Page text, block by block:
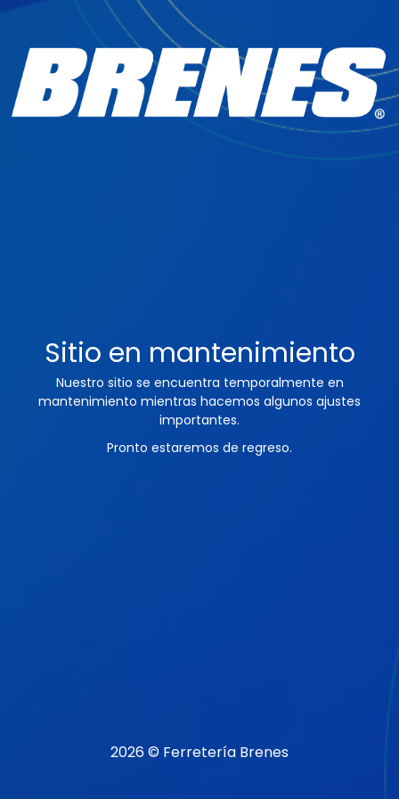
Sitio en mantenimiento
Nuestro sitio se encuentra temporalmente en
mantenimiento mientras hacemos algunos ajustes
importantes.
Pronto estaremos de regreso.
2026 © Ferretería Brenes